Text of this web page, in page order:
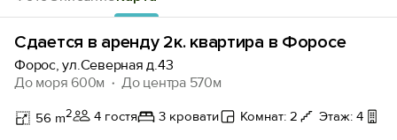
Сдается в аренду 2к. квартира в Форосе
Форос, ул.Северная д.43
До моря 600м
До центра 570м
56 m2 4 гостя 3 кровати Комнат: 2 Этаж: 4